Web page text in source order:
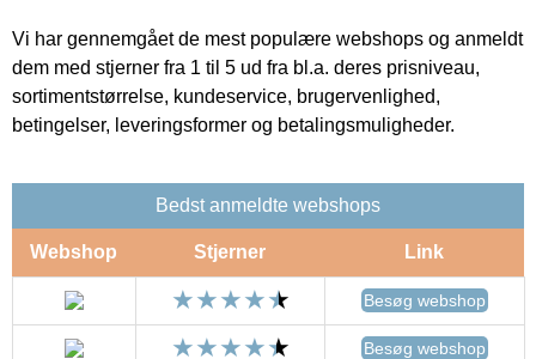
Vi har gennemgået de mest populære webshops og anmeldt
dem med stjerner fra 1 til 5 ud fra bl.a. deres prisniveau,
sortimentstørrelse, kundeservice, brugervenlighed,
betingelser, leveringsformer og betalingsmuligheder.
Bedst anmeldte webshops
Webshop Stjerner Link
Besøg webshop
Besøg webshop